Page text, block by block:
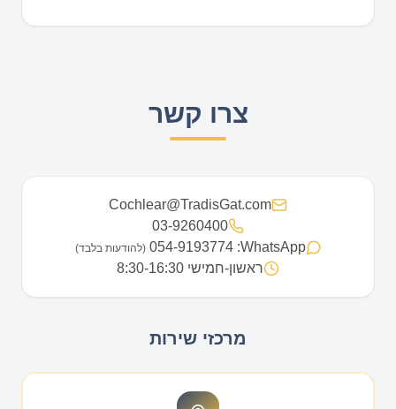
צרו קשר
Cochlear@TradisGat.com
03-9260400
WhatsApp:
054-9193774 (להודעות בלבד)
ראשון-חמישי 8:30-16:30
מרכזי שירות